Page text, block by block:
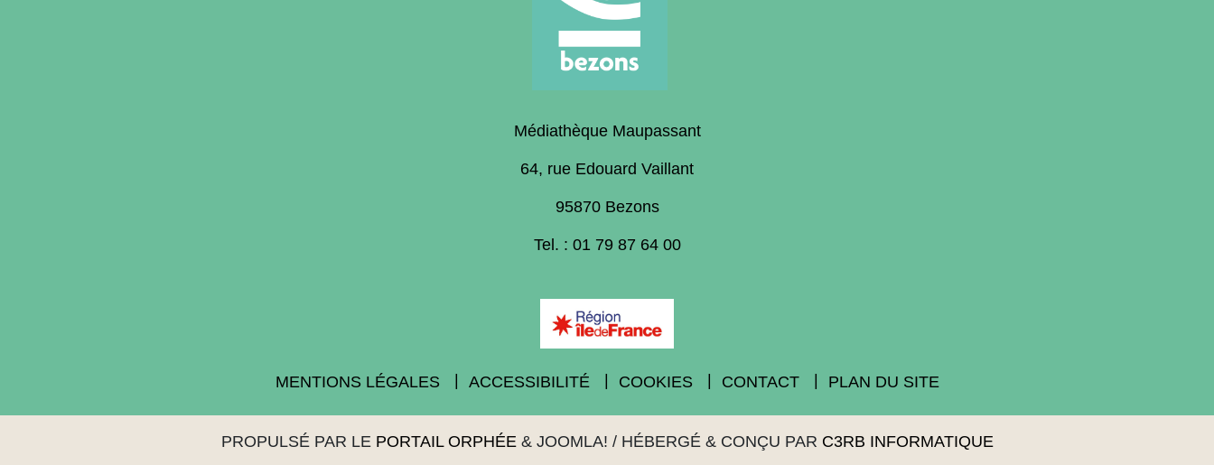
Médiathèque Maupassant
64, rue Edouard Vaillant
95870 Bezons
Tel. : 01 79 87 64 00
MENTIONS LÉGALES ACCESSIBILITÉ COOKIES CONTACT PLAN DU SITE
PROPULSÉ PAR LE PORTAIL ORPHÉE & JOOMLA! / HÉBERGÉ & CONÇU PAR C3RB INFORMATIQUE